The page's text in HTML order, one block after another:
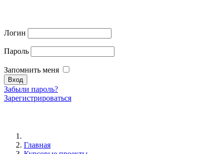
Логин
Пароль
Запомнить меня
Забыли пароль?
Зарегистрироваться
Главная